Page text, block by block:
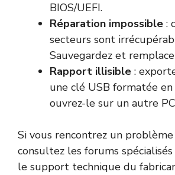
BIOS/UEFI.
Réparation impossible :
secteurs sont
Sauvegardez et
Rapport illisible :
une clé USB formatée en
ouvrez-le sur un autre
Si vous rencontrez un
consultez les forums
le support technique du